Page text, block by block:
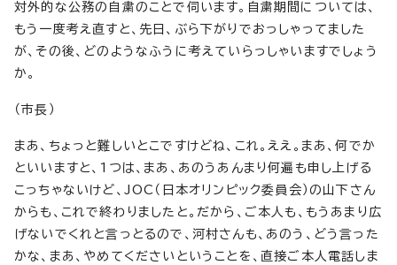
対外的な公務の自粛のことで伺います。自粛期間については、
もう一度考え直すと、先日、ぶら下がりでおっしゃってました
が、その後、どのようなふうに考えていらっしゃいますでしょう
か。
（市長）
まあ、ちょっと難しいとこですけどね、これ。ええ。まあ、何でか
といいますと、1つは、まあ、あのうあんまり何遍も申し上げる
こっちゃないけど、JOC（日本オリンピック委員会）の山下さん
からも、これで終わりましたと。だから、ご本人も、もうあまり広
げないでくれと言っとるので、河村さんも、あのう、どう言った
かな、まあ、やめてくださいということを、直接ご本人電話しま